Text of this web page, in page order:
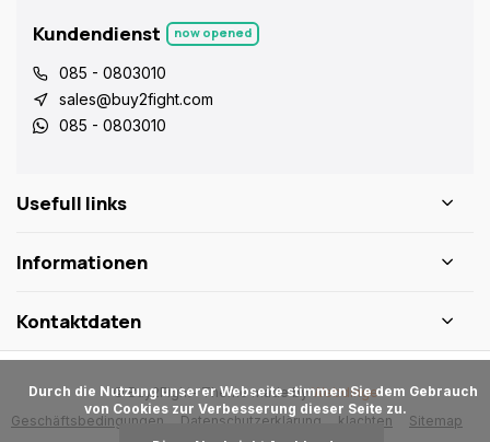
Kundendienst now opened
085 - 0803010
sales@buy2fight.com
085 - 0803010
Usefull links
Informationen
Kontaktdaten
Geschäftsbedingungen Datenschutzerklärung klachten Sitemap
© Buy2Fight- Theme made byWebdinge
von Cookies zur Verbesserung dieser Seite zu.